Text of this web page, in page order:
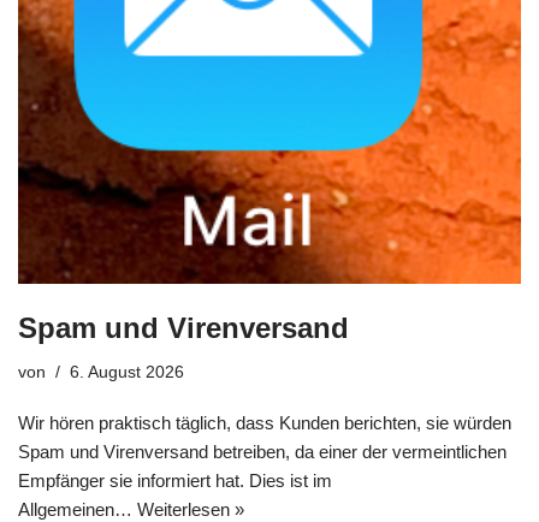
Spam und Virenversand
von 6. August 2026
Wir hören praktisch täglich, dass Kunden berichten, sie würden
Spam und Virenversand betreiben, da einer der vermeintlichen
Empfänger sie informiert hat. Dies ist im
Allgemeinen… Weiterlesen »